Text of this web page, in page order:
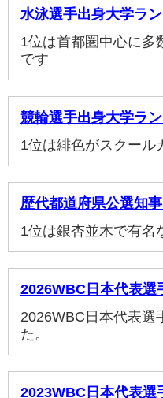
水泳選手出身大学ラ
1位は首都圏中心に多
です
競輪選手出身大学ラ
1位は緋色がスクール
歴代都道府県公選知
1位は銀杏並木で有名
2026WBC日本代表選
2026WBC日本代表選
た。
2023WBC日本代表選